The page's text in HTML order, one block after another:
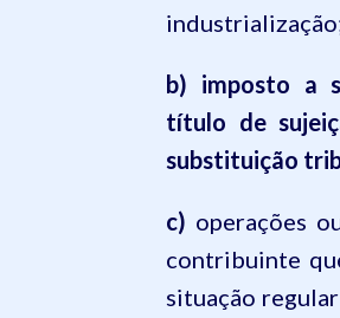
b) imposto a
título de
substituição
c) operações
contribuinte
situação